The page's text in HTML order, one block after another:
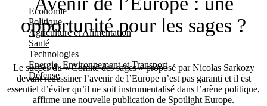
Economie
Politique
Agriculture et Alimentation
Santé
Technologies
Energie, Environnement et Transport
Défense
opportunité pour les sages ?
Le succès du « Comité des sages » proposé par Nicolas Sarkozy
devant redessiner l’avenir de l’Europe n’est pas garanti et il est
essentiel d’éviter qu’il ne soit instrumentalisé dans l’arène politique,
affirme une nouvelle publication de Spotlight Europe.